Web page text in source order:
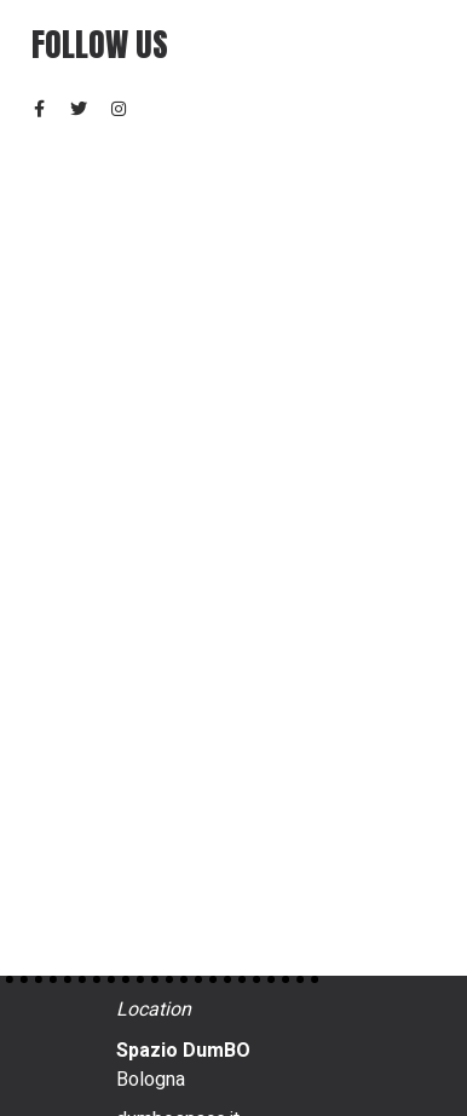
FOLLOW US
Location
Spazio DumBO
Bologna